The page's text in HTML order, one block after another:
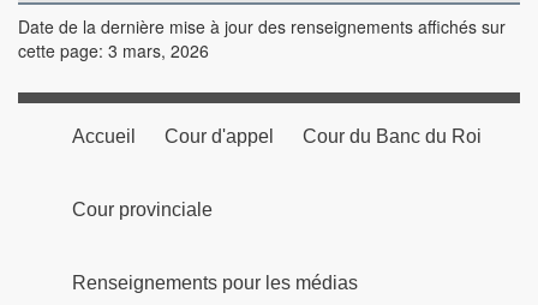
Date de la dernière mise à jour des renseignements affichés sur
cette page: 3 mars, 2026
Accueil Cour d'appel Cour du Banc du Roi
Cour provinciale
Renseignements pour les médias